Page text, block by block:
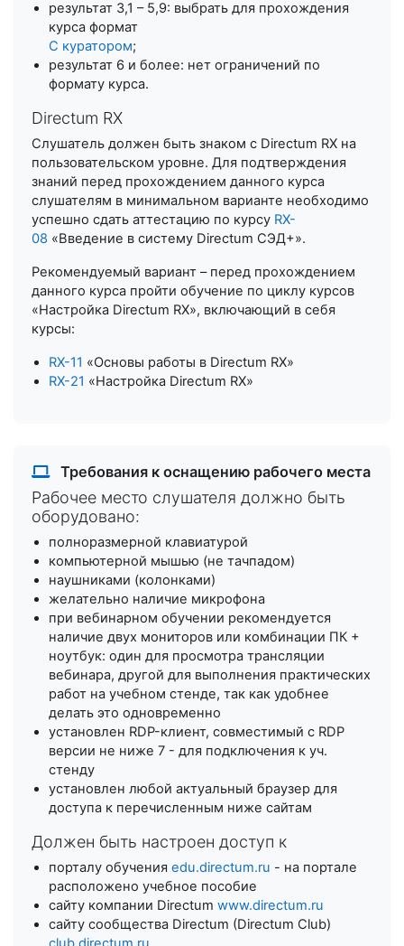
результат 3,1 – 5,9: выбрать для прохождения
курса формат
С куратором;
результат 6 и более: нет ограничений по
формату курса.
Directum RX
Слушатель должен быть знаком с Directum RX на
пользовательском уровне. Для подтверждения
знаний перед прохождением данного курса
слушателям в минимальном варианте необходимо
успешно сдать аттестацию по курсу RX-
08 «Введение в систему Directum СЭД+».
Рекомендуемый вариант – перед прохождением
данного курса пройти обучение по циклу курсов
«Настройка Directum RX», включающий в себя
курсы:
RX-11 «Основы работы в Directum RX»
RX-21 «Настройка Directum RX»
Требования к оснащению рабочего места
Рабочее место слушателя должно быть
оборудовано:
полноразмерной клавиатурой
компьютерной мышью (не тачпадом)
наушниками (колонками)
желательно наличие микрофона
при вебинарном обучении рекомендуется
наличие двух мониторов или комбинации ПК +
ноутбук: один для просмотра трансляции
вебинара, другой для выполнения практических
работ на учебном стенде, так как удобнее
делать это одновременно
установлен RDP-клиент, совместимый с RDP
версии не ниже 7 - для подключения к уч.
стенду
установлен любой актуальный браузер для
доступа к перечисленным ниже сайтам
Должен быть настроен доступ к
порталу обученияedu.directum.ru - на портале
расположено учебное пособие
сайту компании Directumwww.directum.ru
сайту сообщества Directum (Directum Club)